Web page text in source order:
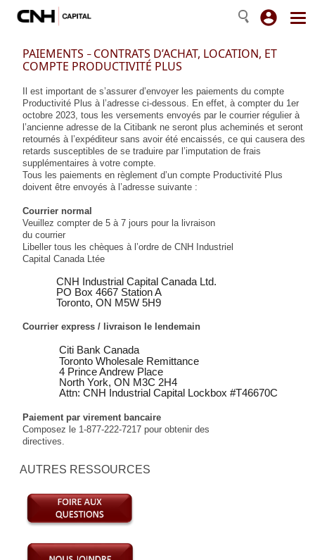
PAIEMENTS – CONTRATS D’ACHAT, LOCATION, ET
COMPTE PRODUCTIVITÉ ​ PLUS​
Il est important de s’assurer d’envoyer les paiements du compte
Productivité Plus à l’adresse ci-dessous. En effet, à compter du 1er
octobre 2023, tous les versements envoyés par le courrier régulier à
l’ancienne adresse de la Citibank ne seront plus acheminés et seront
retournés à l’expéditeur sans avoir été encaissés, ce qui causera des
retards susceptibles de se traduire par l’imputation de frais
supplémentaires à votre compte.
Tous les paiements en règlement d’un compte Productivité Plus
doivent être envoyés à l’adresse suivante :
Courrier normal
Veuillez compter de 5 à 7 jours pour la livraison
du courrier
Libeller tous les chèques à l’ordre de CNH Industriel
Capital Canada Ltée
CNH Industrial Capital Canada Ltd.
PO Box 4667 Station A
Toronto, ON M5W 5H9
Courrier express / livraison le lendemain
Citi Bank Canada
Toronto Wholesale Remittance
4 Prince Andrew Place
North York, ON M3C 2H4
Attn: CNH Industrial Capital Lockbox #T46670C
Paiement par virement bancaire
Composez le 1-877-222-7217 pour obtenir des
directives.
AUTRES RESSOURCES